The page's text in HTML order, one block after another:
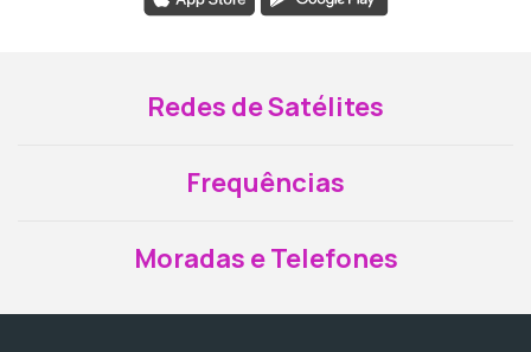
Redes de Satélites
Frequências
Moradas e Telefones